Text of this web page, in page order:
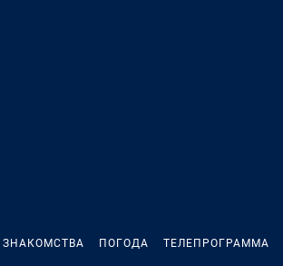
ЗНАКОМСТВА ПОГОДА ТЕЛЕПРОГРАММА